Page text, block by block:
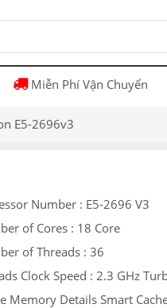
Miễn Phí Vận Chuyển
E5-2696v3
Number : E5-2696 V3
of Cores : 18 Core
of Threads : 36
Clock Speed : 2.3 GHz
Memory Details Smart